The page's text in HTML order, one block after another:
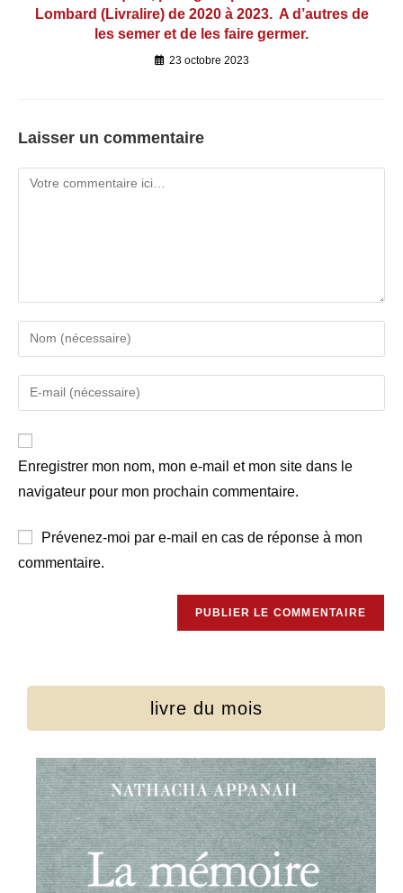
Lombard (Livralire) de 2020 à 2023. A d’autres de
les semer et de les faire germer.
23 octobre 2023
Laisser un commentaire
Enregistrer mon nom, mon e-mail et mon site dans le
navigateur pour mon prochain commentaire.
Prévenez-moi par e-mail en cas de réponse à mon
commentaire.
livre du mois